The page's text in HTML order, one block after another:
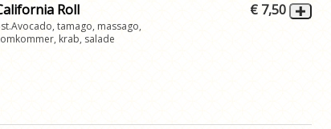
Roll
tamago, massago,
krab, salade
€ 7,50